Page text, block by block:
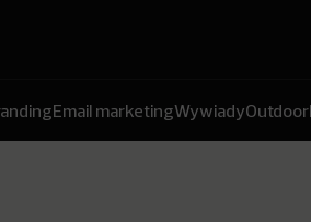
Email marketingWywiadyOutdoor